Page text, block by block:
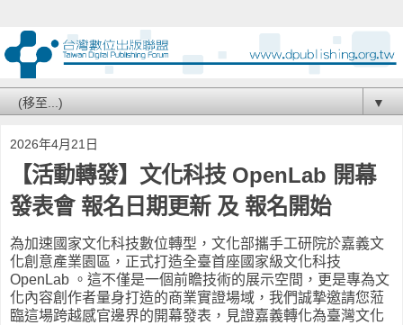
▼
2026年4月21日
【活動轉發】文化科技 OpenLab 開幕
發表會 報名日期更新 及 報名開始
為加速國家文化科技數位轉型，文化部攜手工研院於嘉義文
化創意產業園區，正式打造全臺首座國家級文化科技
OpenLab 。這不僅是一個前瞻技術的展示空間，更是專為文
化內容創作者量身打造的商業實證場域，我們誠摯邀請您蒞
臨這場跨越感官邊界的開幕發表，見證嘉義轉化為臺灣文化